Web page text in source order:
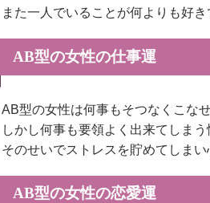
また一人でいることが何よりも好
AB型の女性の仕事運
AB型の女性は何事もそつなくこな
しかし何事も要領よく出来てしま
そのせいでストレスを貯めてしま
AB型の女性の恋愛運